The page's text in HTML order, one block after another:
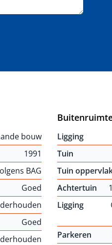
bouw
1991
BAG
Goed
Goed
Ligging
Tuin
Tuin
Achtertuin
Ligging
Parkeren